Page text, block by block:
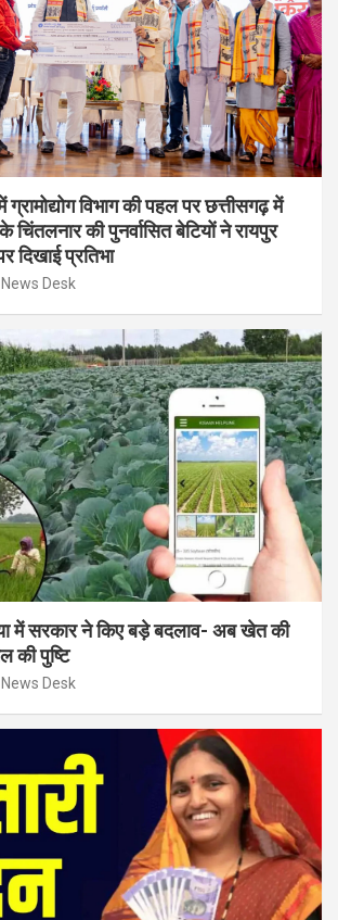
विभाग की पहल पर छत्तीसगढ़ में
चिंतलनार की पुनर्वासित बेटियों ने रायपुर
दिखाई प्रतिभा
News Desk
में सरकार ने किए बड़े बदलाव- अब खेत की
की पुष्टि
News Desk